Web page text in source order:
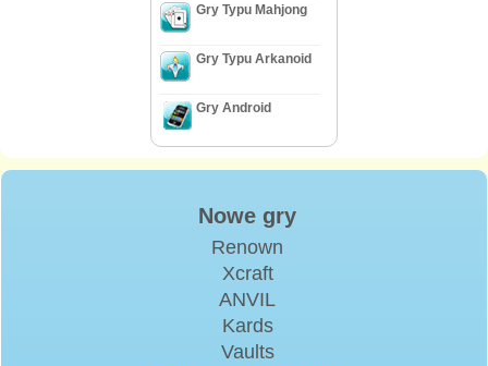
Gry Typu Mahjong
Gry Typu Arkanoid
Gry Android
Nowe gry
Renown
Xcraft
ANVIL
Kards
Vaults